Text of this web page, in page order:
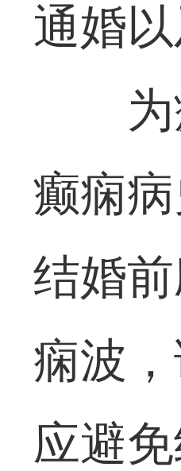
通婚
癫痫
结婚
痫波
应避